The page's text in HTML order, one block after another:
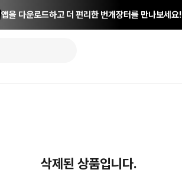
앱을 다운로드하고 더 편리한 번개장터를 만나보세요!
삭제된 상품입니다.